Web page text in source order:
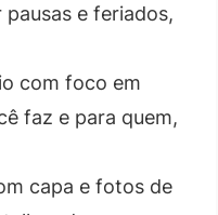
e feriados,
com foco em
faz e para quem,
capa e fotos de